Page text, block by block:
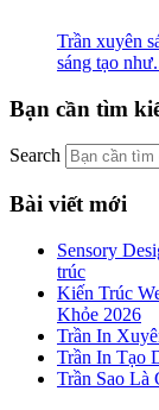
Trần xuyên
sáng tạo
Bạn cần tìm
Search
Bài viết mới
Sensory
trúc
Kiến Trúc
Khỏe 2026
Trần In
Trần In Tạo
Trần Sao Là